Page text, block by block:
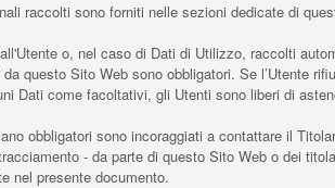
raccolti sono forniti nelle sezioni dedicate di
o, nel caso di Dati di Utilizzo, raccolti
questo Sito Web sono obbligatori. Se l’Utente
Dati come facoltativi, gli Utenti sono liberi di
obbligatori sono incoraggiati a contattare il
- da parte di questo Sito Web o dei
nel presente documento.